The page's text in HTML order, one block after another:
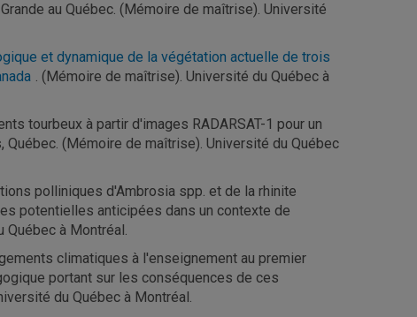
au Québec. (Mémoire de maîtrise). Université
et dynamique de la végétation actuelle de trois
. (Mémoire de maîtrise). Université du Québec à
tourbeux à partir d'images RADARSAT-1 pour un
(Mémoire de maîtrise). Université du Québec
polliniques d'Ambrosia spp. et de la rhinite
potentielles anticipées dans un contexte de
à Montréal.
climatiques à l'enseignement au premier
portant sur les conséquences de ces
du Québec à Montréal.